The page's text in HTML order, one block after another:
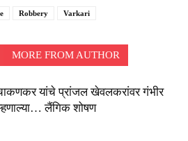
Robbery Varkari
MORE FROM AUTHOR
यांचे प्रांजल खेवलकरांवर गंभीर
लैंगिक शोषण